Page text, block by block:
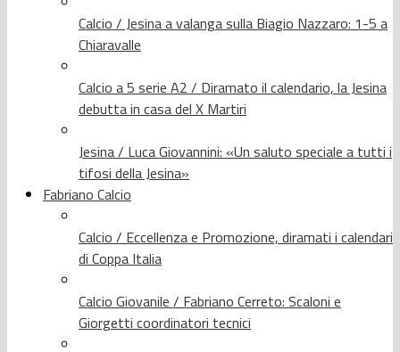
Calcio / Jesina a valanga sulla Biagio Nazzaro: 1-5 a
Chiaravalle
Calcio a 5 serie A2 / Diramato il calendario, la Jesina
debutta in casa del X Martiri
Jesina / Luca Giovannini: «Un saluto speciale a tutti i
tifosi della Jesina»
Fabriano Calcio
Calcio / Eccellenza e Promozione, diramati i calendari
di Coppa Italia
Calcio Giovanile / Fabriano Cerreto: Scaloni e
Giorgetti coordinatori tecnici